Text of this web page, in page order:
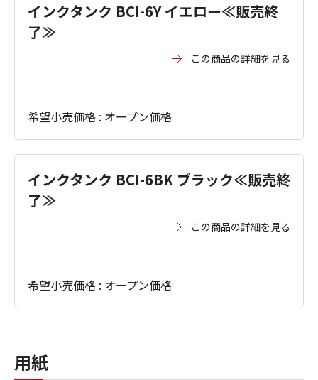
インクタンク BCI-6Y イエロー≪販売終
了≫
この商品の詳細を見る
希望小売価格 : オープン価格
インクタンク BCI-6BK ブラック≪販売終
了≫
この商品の詳細を見る
希望小売価格 : オープン価格
用紙